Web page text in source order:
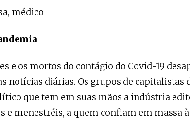
médico
e os mortos do contágio do Covid-19
notícias diárias. Os grupos de capitalistas
que tem em suas mãos a indústria
e menestréis, a quem confiam em massa